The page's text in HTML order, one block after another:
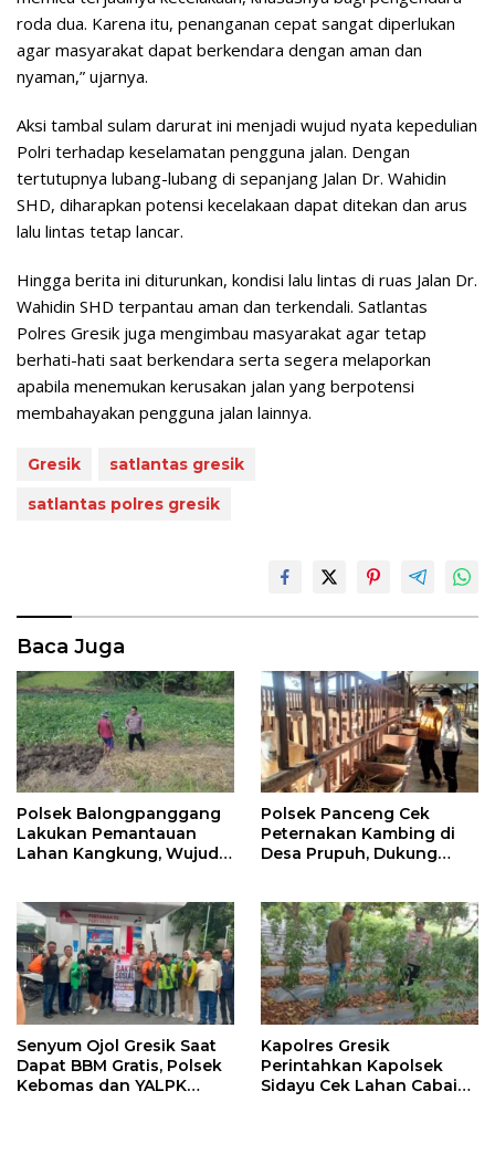
roda dua. Karena itu, penanganan cepat sangat diperlukan
agar masyarakat dapat berkendara dengan aman dan
nyaman,” ujarnya.
Aksi tambal sulam darurat ini menjadi wujud nyata kepedulian
Polri terhadap keselamatan pengguna jalan. Dengan
tertutupnya lubang-lubang di sepanjang Jalan Dr. Wahidin
SHD, diharapkan potensi kecelakaan dapat ditekan dan arus
lalu lintas tetap lancar.
Hingga berita ini diturunkan, kondisi lalu lintas di ruas Jalan Dr.
Wahidin SHD terpantau aman dan terkendali. Satlantas
Polres Gresik juga mengimbau masyarakat agar tetap
berhati-hati saat berkendara serta segera melaporkan
apabila menemukan kerusakan jalan yang berpotensi
membahayakan pengguna jalan lainnya.
Gresik
satlantas gresik
satlantas polres gresik
Baca Juga
Polsek Balongpanggang
Lakukan Pemantauan
Lahan Kangkung, Wujud
Polsek Panceng Cek
Peternakan Kambing di
Desa Prupuh, Dukung
Senyum Ojol Gresik Saat
Dapat BBM Gratis, Polsek
Kebomas dan YALPK
Kapolres Gresik
Perintahkan Kapolsek
Sidayu Cek Lahan Cabai